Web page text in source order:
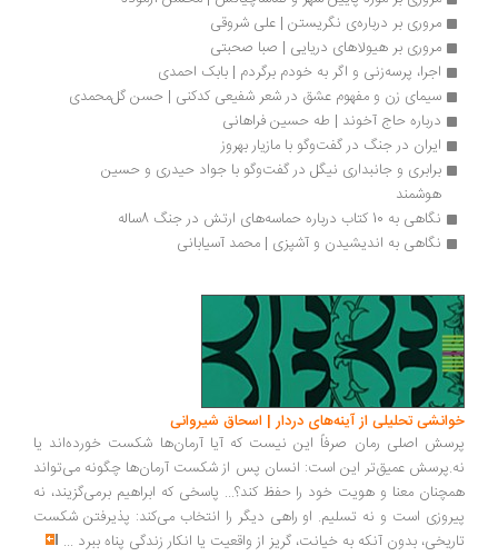
مروری بر درباره‌ی نگریستن | علی شروقی
مروری بر هیولاهای دریایی | صبا صحبتی
اجرا، پرسه‌زنی و اگر به خودم برگردم | بابک احمدی
سیمای زن و مفهوم عشق در شعر شفیعی کدکنی | حسن گل‌محمدی
درباره حاج آخوند | طه حسین فراهانی
ایران در جنگ در گفت‌وگو با مازیار بهروز
هوشمند
نگاهی به 10 کتاب درباره حماسه‌های ارتش در جنگ 8ساله
نگاهی به اندیشیدن و آشپزی | محمد آسیابانی
تحلیلی از آینه‌های دردار | اسحاق شیروانی
اصلی رمان صرفاً این نیست که آیا آرمان‌ها شکست خورده‌اند یا
عمیق‌تر این است: انسان پس از شکست آرمان‌ها چگونه می‌تواند
معنا و هویت خود را حفظ کند؟... پاسخی که ابراهیم برمی‌گزیند، نه
است و نه تسلیم. او راهی دیگر را انتخاب می‌کند: پذیرفتن شکست
بدون آنکه به خیانت، گریز از واقعیت یا انکار زندگی پناه ببرد...